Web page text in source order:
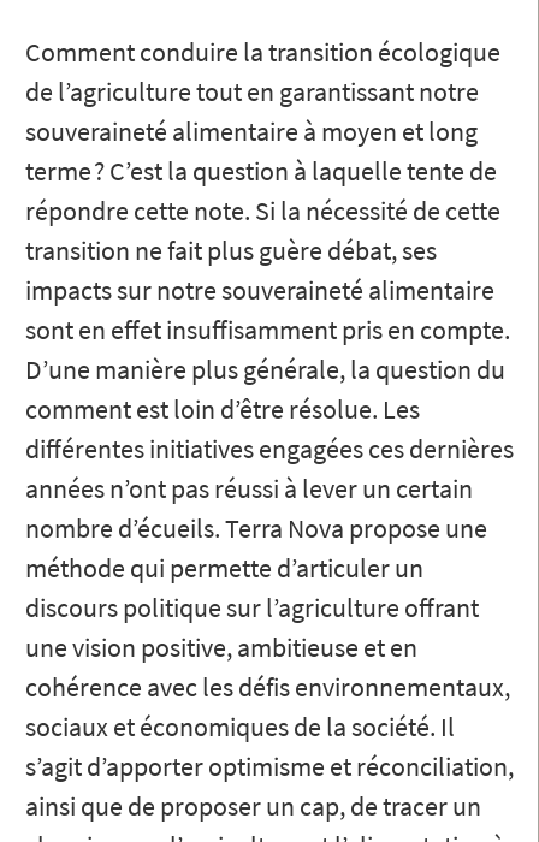
Comment conduire la transition écologique
de l’agriculture tout en garantissant notre
souveraineté alimentaire à moyen et long
terme ? C’est la question à laquelle tente de
répondre cette note. Si la nécessité de cette
transition ne fait plus guère débat, ses
impacts sur notre souveraineté alimentaire
sont en effet insuffisamment pris en compte.
D’une manière plus générale, la question du
comment est loin d’être résolue. Les
différentes initiatives engagées ces dernières
années n’ont pas réussi à lever un certain
nombre d’écueils. Terra Nova propose une
méthode qui permette d’articuler un
discours politique sur l’agriculture offrant
une vision positive, ambitieuse et en
cohérence avec les défis environnementaux,
sociaux et économiques de la société. Il
s’agit d’apporter optimisme et réconciliation,
ainsi que de proposer un cap, de tracer un